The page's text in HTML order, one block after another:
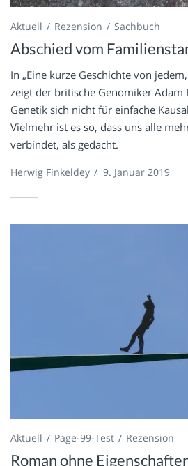
Aktuell Rezension Sachbuch
Abschied vom
In „Eine kurze Geschichte von
zeigt der britische Genomiker Adam
Genetik sich nicht für einfache
Vielmehr ist es so, dass uns alle
verbindet, als gedacht.
Herwig Finkeldey / 9. Januar 2019
Aktuell Page-99-Test Rezension
Roman ohne